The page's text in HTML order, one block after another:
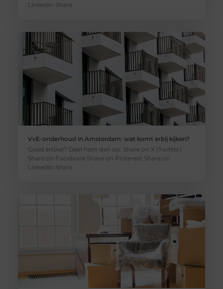
LinkedIn Share
VvE-onderhoud in Amsterdam: wat komt erbij kijken?
Goed artikel? Deel hem dan op: Share on X (Twitter)
Share on Facebook Share on Pinterest Share on
LinkedIn Share